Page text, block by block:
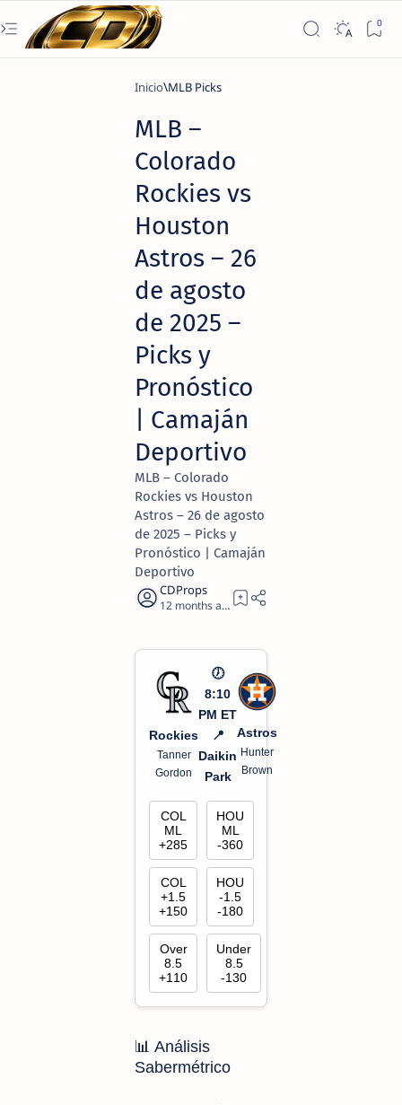
Inicio MLB Picks
MLB –
Colorado
Rockies vs
Houston
Astros – 26
de agosto
de 2025 –
Picks y
Pronóstico
| Camaján
Deportivo
MLB – Colorado
Rockies vs Houston
Astros – 26 de agosto
de 2025 – Picks y
Pronóstico | Camaján
Deportivo
12 months ago 2
Rockies
Tanner
Gordon
🕖
8:10
PM ET
📍
Daikin
Park
Astros
Hunter
Brown
COL
ML
+285
HOU
ML
-360
COL
+1.5
+150
HOU
-1.5
-180
Over
8.5
+110
Under
8.5
-130
📊 Análisis
Sabermétrico